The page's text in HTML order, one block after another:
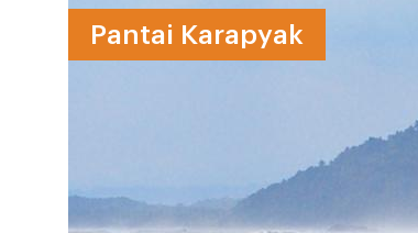
Pantai Karapyak